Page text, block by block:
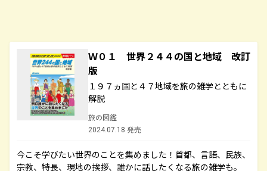
Ｗ０１ 世界２４４の国と地域 改訂
版
１９７ヵ国と４７地域を旅の雑学とともに
解説
旅の図鑑
2024.07.18 発売
今こそ学びたい世界のことを集めました！首都、言語、民族、
宗教、特長、現地の挨拶、誰かに話したくなる旅の雑学も。